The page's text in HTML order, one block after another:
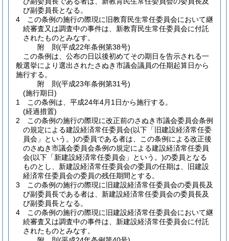
び副委員長となる。
4
この条例の施行の際現に旧教育民生常任委員会において継
続審査又は調査中の事件は、新教育民生常任委員会に付託
されたものとみなす。
附 則(平成22年条例第38号)
この条例は、公布の日以後初めてその期日を告示される一
般選挙により選出されたさぬき市議会議員の任期起算日から
施行する。
附 則(平成23年条例第31号)
(施行期日)
1
この条例は、平成24年4月1日から施行する。
(経過措置)
2
この条例の施行の際現に改正前のさぬき市議会委員会条例
の規定による建設経済常任委員会(以下「旧建設経済常任委
員会」という。)の委員である者は、この条例による改正後
のさぬき市議会委員会条例の規定による建設経済常任委員
会(以下「新建設経済常任委員会」という。)の委員となる
ものとし、新建設経済常任委員会の委員の任期は、旧建設
経済常任委員会の委員の残任期間とする。
3
この条例の施行の際現に旧建設経済常任委員会の委員長及
び副委員長である者は、新建設経済常任委員会の委員長及
び副委員長となる。
4
この条例の施行の際現に旧建設経済常任委員会において継
続審査又は調査中の事件は、新建設経済常任委員会に付託
されたものとみなす。